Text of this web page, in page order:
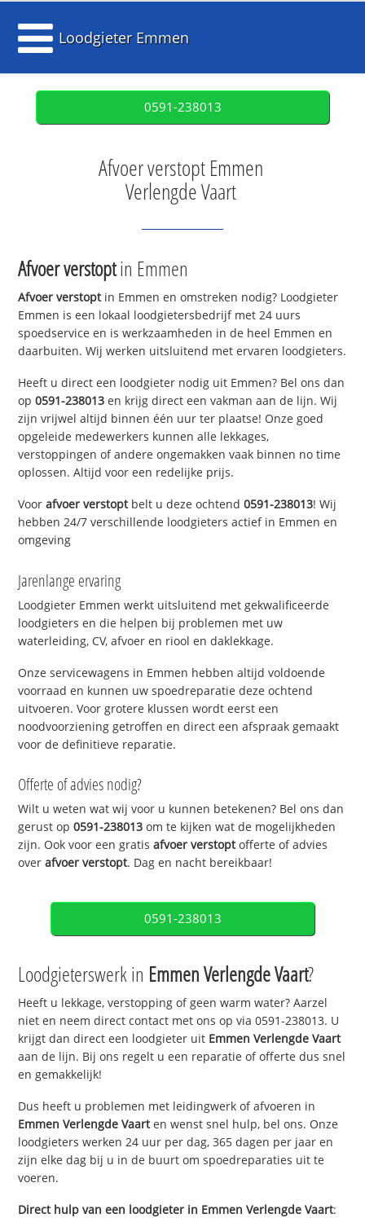
Loodgieter Emmen
0591-238013
Afvoer verstopt Emmen
Verlengde Vaart
Afvoer verstoptin Emmen
Afvoer verstoptin Emmen en omstreken nodig? Loodgieter
Emmen is een lokaal loodgietersbedrijf met 24 uurs
spoedservice en is werkzaamheden in de heel Emmen en
daarbuiten. Wij werken uitsluitend met ervaren loodgieters.
Heeft u direct een loodgieter nodig uit Emmen? Bel ons dan
op0591-238013 en krijg direct een vakman aan de lijn. Wij
zijn vrijwel altijd binnen één uur ter plaatse! Onze goed
opgeleide medewerkers kunnen alle lekkages,
verstoppingen of andere ongemakken vaak binnen no time
oplossen. Altijd voor een redelijke prijs.
Voorafvoer verstoptbelt u deze ochtend0591-238013! Wij
hebben 24/7 verschillende loodgieters actief in Emmen en
omgeving
Jarenlange ervaring
Loodgieter Emmen werkt uitsluitend met gekwalificeerde
loodgieters en die helpen bij problemen met uw
waterleiding, CV, afvoer en riool en daklekkage.
Onze servicewagens in Emmen hebben altijd voldoende
voorraad en kunnen uw spoedreparatie deze ochtend
uitvoeren. Voor grotere klussen wordt eerst een
noodvoorziening getroffen en direct een afspraak gemaakt
voor de definitieve reparatie.
Offerte of advies nodig?
Wilt u weten wat wij voor u kunnen betekenen? Bel ons dan
gerust op0591-238013 om te kijken wat de mogelijkheden
zijn. Ook voor een gratisafvoer verstoptofferte of advies
overafvoer verstopt. Dag en nacht bereikbaar!
0591-238013
Loodgieterswerk in Emmen Verlengde Vaart?
Heeft u lekkage, verstopping of geen warm water? Aarzel
niet en neem direct contact met ons op via 0591-238013. U
krijgt dan direct een loodgieter uit Emmen Verlengde Vaart
aan de lijn. Bij ons regelt u een reparatie of offerte dus snel
en gemakkelijk!
Dus heeft u problemen met leidingwerk of afvoeren in
Emmen Verlengde Vaarten wenst snel hulp, bel ons. Onze
loodgieters werken 24 uur per dag, 365 dagen per jaar en
zijn elke dag bij u in de buurt om spoedreparaties uit te
voeren.
Direct hulp van een loodgieter in Emmen Verlengde Vaart: